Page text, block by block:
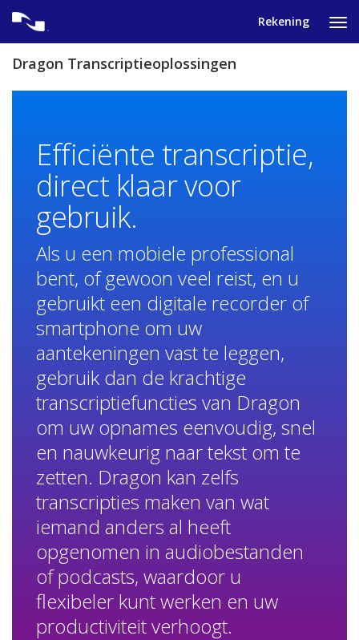
content
Rekening
Tik
om
Dragon Transcriptieoplossingen
Efficiënte transcriptie,
direct klaar voor
gebruik.
Als u een mobiele professional
bent, of gewoon veel reist, en u
gebruikt een digitale recorder of
smartphone om uw
aantekeningen vast te leggen,
gebruik dan de krachtige
transcriptiefuncties van Dragon
om uw opnames eenvoudig, snel
en nauwkeurig naar tekst om te
zetten. Dragon kan zelfs
transcripties maken van wat
iemand anders al heeft
opgenomen in audiobestanden
of podcasts, waardoor u
flexibeler kunt werken en uw
productiviteit verhoogt.